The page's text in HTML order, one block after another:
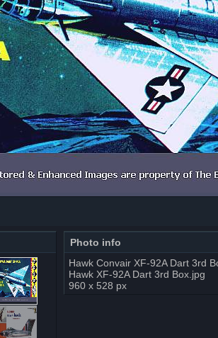
Photo info
Hawk Convair XF-92A Dart 3rd
Hawk XF-92A Dart 3rd Box.jpg
960 x 528 px